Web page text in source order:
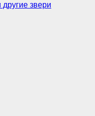
звери